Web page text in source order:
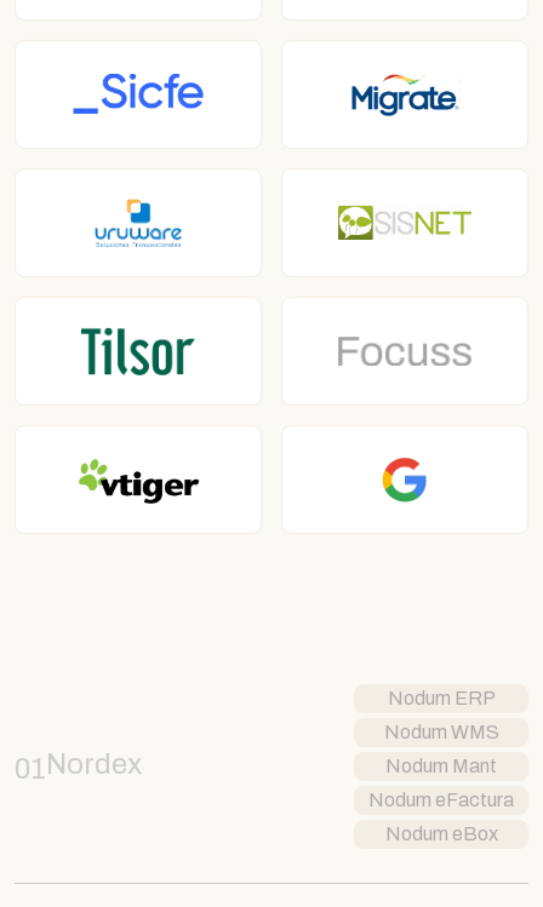
01Nordex
Nodum ERP
Nodum WMS
Nodum Mant
Nodum eFactura
Nodum eBox